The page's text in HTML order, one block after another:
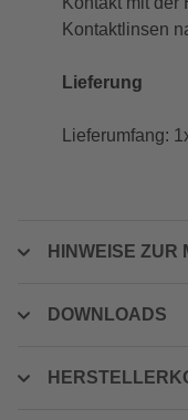
Kontaktlinsen
Lieferung
Lieferumfang:
HINWEISE ZUR
DOWNLOADS